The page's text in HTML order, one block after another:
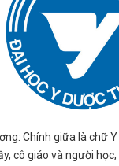
Chính giữa là chữ
cô giáo và người